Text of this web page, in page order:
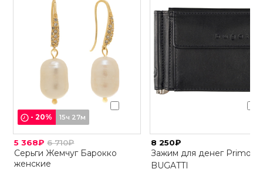
-20% 15ч 27м
5 368₽ 6 710₽
Серьги Жемчуг Барокко
женские
8 250₽
Зажим для денег Primo
BUGATTI